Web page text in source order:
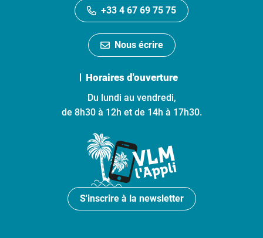
+33 4 67 69 75 75
Nous écrire
Horaires d'ouverture
Du lundi au vendredi,
de 8h30 à 12h et de 14h à 17h30.
S'inscrire à la newsletter